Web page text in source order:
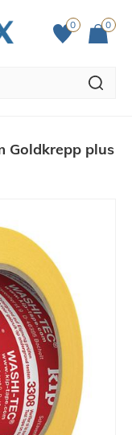
0 0
Goldkrepp plus